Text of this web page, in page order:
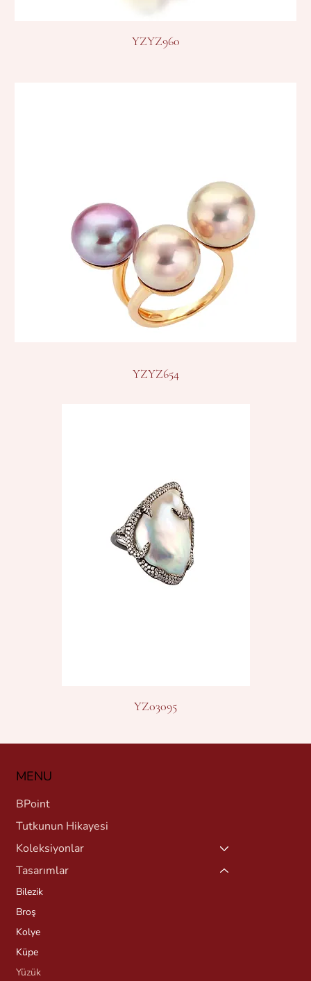
YZYZ960
YZYZ654
YZ03095
MENU
BPoint
Tutkunun Hikayesi
Koleksiyonlar
Tasarımlar
Bilezik
Broş
Kolye
Küpe
Yüzük